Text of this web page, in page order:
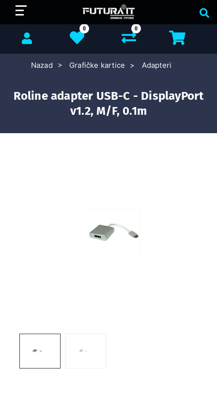
0
0
Nazad Grafičke kartice Adapteri
Roline adapter USB-C - DisplayPort
v1.2, M/F, 0.1m